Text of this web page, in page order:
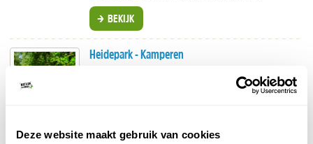
Deze website maakt gebruik van cookies
BEKIJK
Heidepark - Kamperen
Gezellige en kindvriendelijke camping in